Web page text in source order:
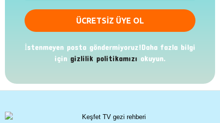
İstenmeyen posta göndermiyoruz!Daha fazla bilgi
için gizlilik politikamızı okuyun.